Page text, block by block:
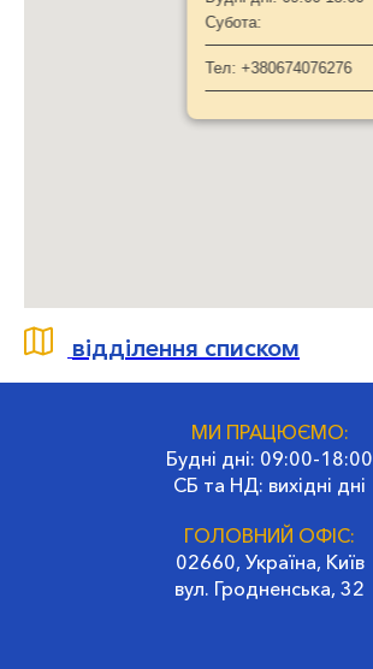
Субота:
Тел:+380674076276
відділення списком
МИ ПРАЦЮЄМО:
Будні дні: 09:00-18:00
СБ та НД: вихідні дні
ГОЛОВНИЙ ОФІС:
02660, Україна, Київ
вул. Гродненська, 32